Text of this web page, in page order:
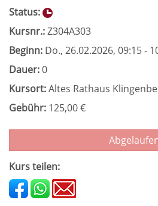
Status:
Kursnr.:Z304A303
Beginn: Do., 26.02.2026, 09:15 -
Dauer:0
Kursort:Altes Rathaus
Gebühr: 125,00 €
Kurs teilen: